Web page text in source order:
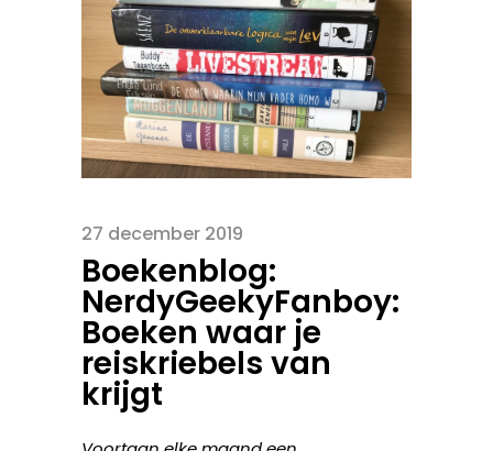
27 december 2019
Boekenblog:
NerdyGeekyFanboy:
Boeken waar je
reiskriebels van
krijgt